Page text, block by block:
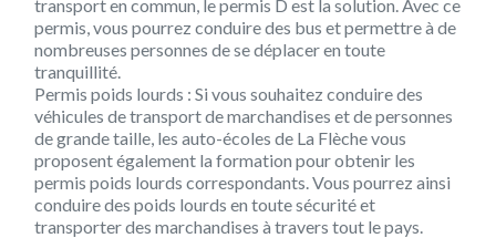
transport en commun, le permis D est la solution. Avec ce
permis, vous pourrez conduire des bus et permettre à de
nombreuses personnes de se déplacer en toute
tranquillité.
Permis poids lourds : Si vous souhaitez conduire des
véhicules de transport de marchandises et de personnes
de grande taille, les auto-écoles de La Flèche vous
proposent également la formation pour obtenir les
permis poids lourds correspondants. Vous pourrez ainsi
conduire des poids lourds en toute sécurité et
transporter des marchandises à travers tout le pays.